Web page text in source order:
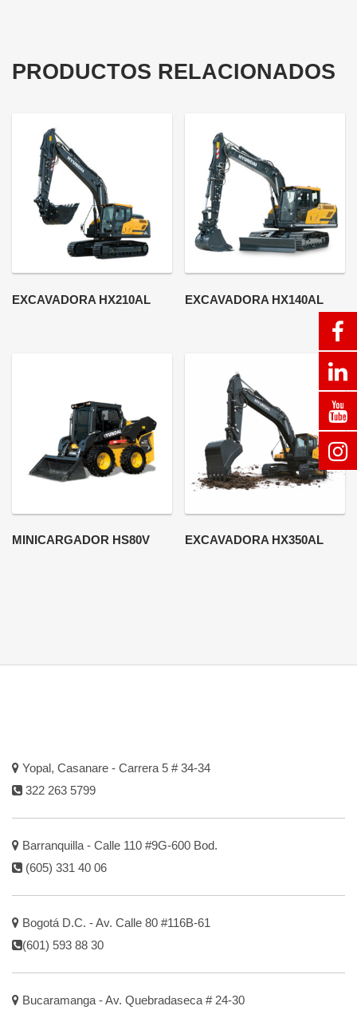
PRODUCTOS RELACIONADOS
EXCAVADORA HX210AL EXCAVADORA HX140AL
MINICARGADOR HS80V EXCAVADORA HX350AL
Yopal, Casanare - Carrera 5 # 34-34
322 263 5799
Barranquilla - Calle 110 #9G-600 Bod.
(605) 331 40 06
Bogotá D.C. - Av. Calle 80 #116B-61
(601) 593 88 30
Bucaramanga - Av. Quebradaseca # 24-30